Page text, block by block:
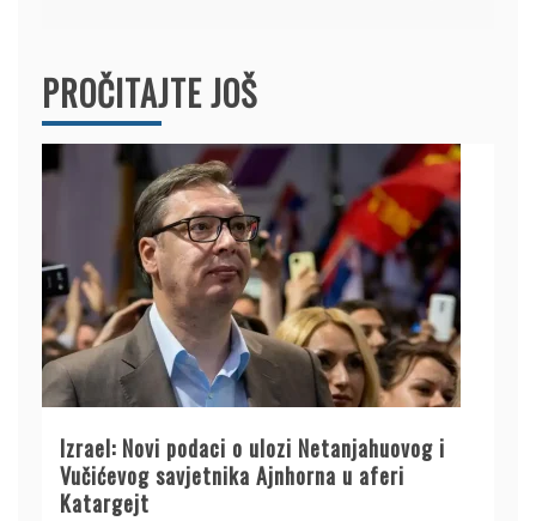
PROČITAJTE JOŠ
Izrael: Novi podaci o ulozi Netanjahuovog i
Vučićevog savjetnika Ajnhorna u aferi
Katargejt